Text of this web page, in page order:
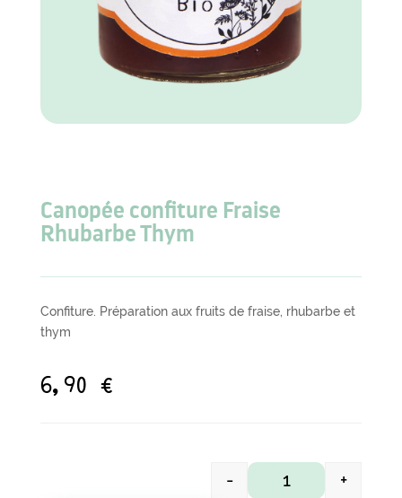
Canopée confiture Fraise
Rhubarbe Thym
Confiture. Préparation aux fruits de fraise, rhubarbe et
thym
6,90 €
quantité de
- +